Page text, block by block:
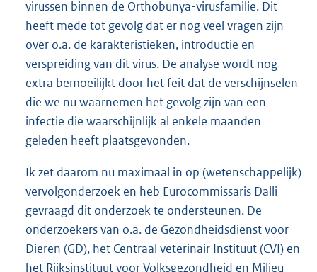
virussen binnen de Orthobunya-virusfamilie. Dit
heeft mede tot gevolg dat er nog veel vragen zijn
over o.a. de karakteristieken, introductie en
verspreiding van dit virus. De analyse wordt nog
extra bemoeilijkt door het feit dat de verschijnselen
die we nu waarnemen het gevolg zijn van een
infectie die waarschijnlijk al enkele maanden
geleden heeft plaatsgevonden.
Ik zet daarom nu maximaal in op (wetenschappelijk)
vervolgonderzoek en heb Eurocommissaris Dalli
gevraagd dit onderzoek te ondersteunen. De
onderzoekers van o.a. de Gezondheidsdienst voor
Dieren (GD), het Centraal veterinair Instituut (CVI) en
het Rijksinstituut voor Volksgezondheid en Milieu